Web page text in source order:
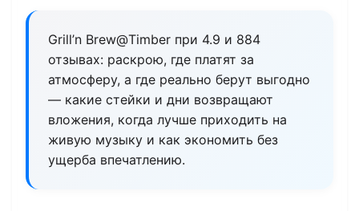
Grill’n Brew@Timber при 4.9 и 884
отзывах: раскрою, где платят за
атмосферу, а где реально берут выгодно
— какие стейки и дни возвращают
вложения, когда лучше приходить на
живую музыку и как экономить без
ущерба впечатлению.